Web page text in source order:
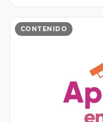
CONTENIDO